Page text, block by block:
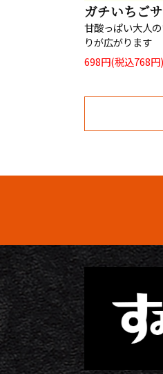
ガチいちご
甘酸っぱい大人
りが広がります
698円(税込768円)